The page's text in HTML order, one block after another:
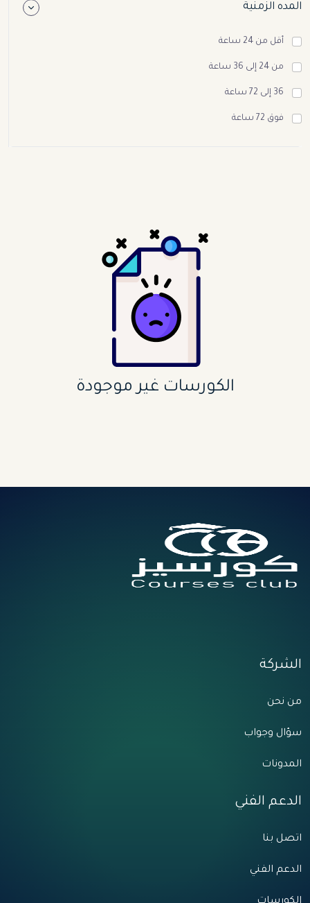
المده الزمنية
أقل من 24 ساعة
من 24 إلى 36 ساعة
36 إلى 72 ساعة
فوق 72 ساعة
الكورسات غير موجودة
الشركة
من نحن
سؤال وجواب
المدونات
الدعم الفني
اتصل بنا
الدعم الفني